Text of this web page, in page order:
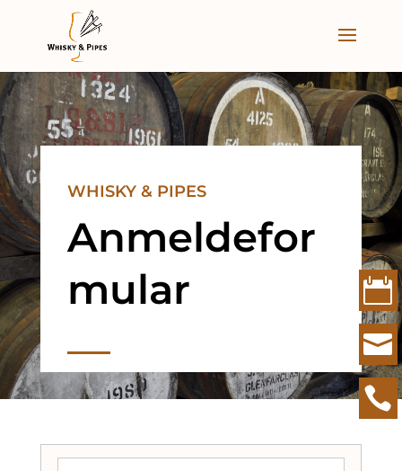
WHISKY & PIPES
Anmeldefor
mular




